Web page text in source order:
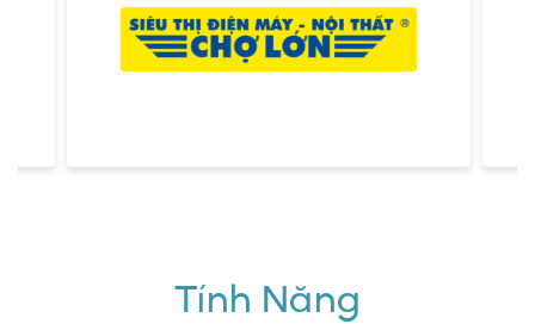
Tính Năng